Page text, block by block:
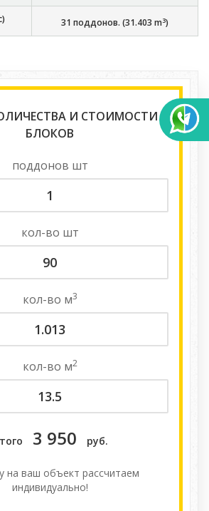
31 поддонов. (31.403 m3)
И СТОИМОСТИ
БЛОКОВ
поддонов шт
кол-во шт
кол-во м3
кол-во м2
3 950 руб.
на ваш объект расcчитаем
индивидуально!